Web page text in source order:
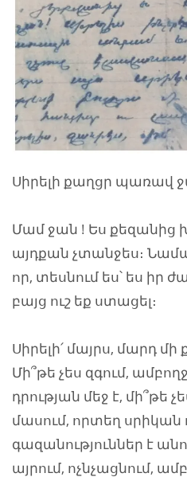
Սիրելի քաղցր պառավ
Մամ ջան ! Ես քեզանից
այդքան չտանջես։
որ, տեսնում ես՝ ես իր
բայց ուշ եք ստացել։
Սիրելի՛ մայրս, մարդ մի
Մի՞թե չես զգում,
դրության մեջ է, մի՞թե
մասում, որտեղ սրիկան
գազանություններ է
այրում, ոչնչացնում,